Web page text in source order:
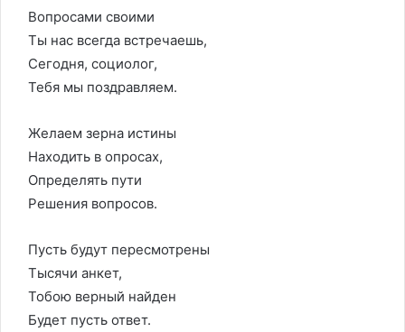
Вопросами своими
Ты нас всегда встречаешь,
Сегодня, социолог,
Тебя мы поздравляем.
Желаем зерна истины
Находить в опросах,
Определять пути
Решения вопросов.
Пусть будут пересмотрены
Тысячи анкет,
Тобою верный найден
Будет пусть ответ.